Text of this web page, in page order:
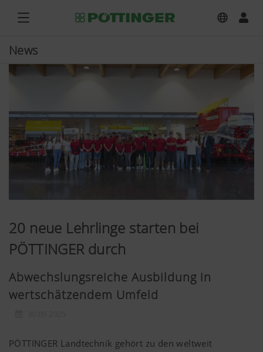
News
20 neue Lehrlinge starten bei
PÖTTINGER durch
Abwechslungsreiche Ausbildung in
wertschätzendem Umfeld
PÖTTINGER Landtechnik gehört zu den weltweit